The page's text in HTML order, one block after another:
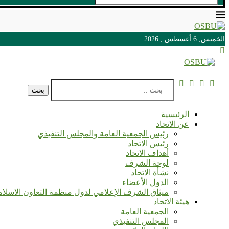
الخميس, 6 أغسطس , 2026
بحث
الرئيسية
عن الاتحاد
رئيس الجمعية العامة والمجلس التنفيذي
رئيس الاتحاد
أهداف الاتحاد
لوحة الشرف
نشأة الاتحاد
الدول الأعضاء
ميثاق الشرف الإعلامي لدول منظمة التعاون
هيئة الاتحاد
الجمعية العامة
المجلس التنفيذي